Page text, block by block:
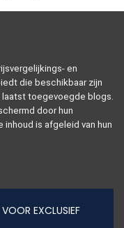
en
die beschikbaar zijn
toegevoegde blogs.
door hun
is afgeleid van hun
EXCLUSIEF